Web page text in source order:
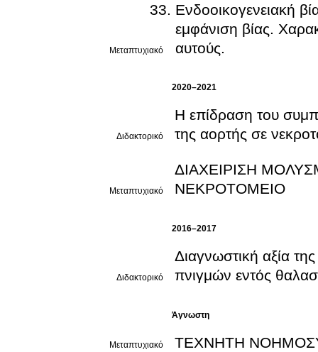
Μεταπτυχιακό
Ενδοοικογενειακή
εμφάνιση βίας.
αυτούς.
2020–2021
Διδακτορικό
Η επίδραση του
της αορτής σε
Μεταπτυχιακό
ΔΙΑΧΕΙΡΙΣΗ
ΝΕΚΡΟΤΟΜΕΙΟ
2016–2017
Διδακτορικό
Διαγνωστική αξία
πνιγμών εντός
Άγνωστη
Μεταπτυχιακό ΤΕΧΝΗΤΗ